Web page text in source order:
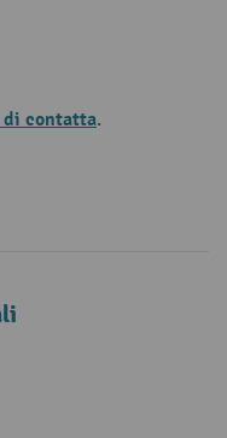
contatta.